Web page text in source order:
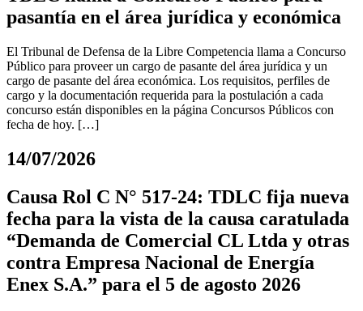
pasantía en el área jurídica y económica
El Tribunal de Defensa de la Libre Competencia llama a Concurso
Público para proveer un cargo de pasante del área jurídica y un
cargo de pasante del área económica. Los requisitos, perfiles de
cargo y la documentación requerida para la postulación a cada
concurso están disponibles en la página Concursos Públicos con
fecha de hoy. […]
14/07/2026
Causa Rol C N° 517-24: TDLC fija nueva
fecha para la vista de la causa caratulada
“Demanda de Comercial CL Ltda y otras
contra Empresa Nacional de Energía
Enex S.A.” para el 5 de agosto 2026